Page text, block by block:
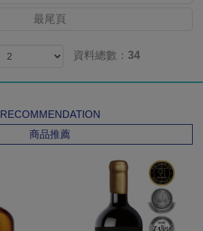
最尾頁
資料總數：34
RECOMMENDATION
商品推薦